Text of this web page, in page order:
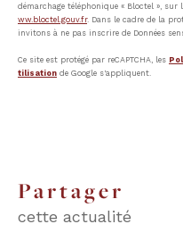
démarchage téléphonique « Bloctel »,
ww.bloctel.gouv.fr. Dans le cadre de la
invitons à ne pas inscrire de Données
Ce site est protégé par reCAPTCHA, les
tilisation de Google s'appliquent.
partager
cette actualité